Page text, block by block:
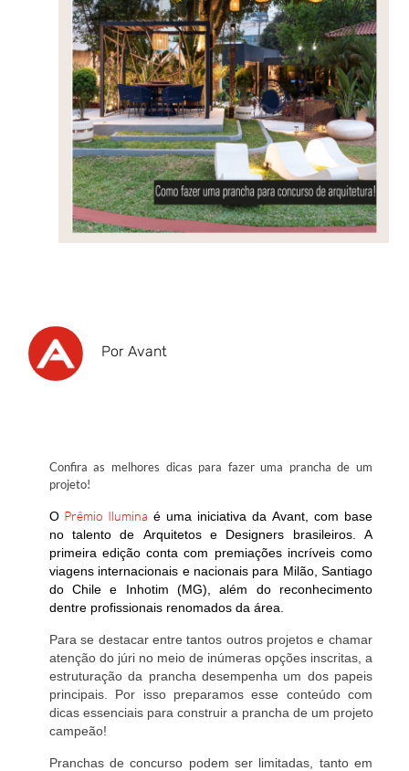
Por Avant
Confira as melhores dicas para fazer uma prancha de um
projeto!
O Prêmio Ilumina é uma iniciativa da Avant, com base
no talento de Arquitetos e Designers brasileiros. A
primeira edição conta com premiações incríveis como
viagens internacionais e nacionais para Milão, Santiago
do Chile e Inhotim (MG), além do reconhecimento
dentre profissionais renomados da área.
Para se destacar entre tantos outros projetos e chamar
atenção do júri no meio de inúmeras opções inscritas, a
estruturação da prancha desempenha um dos papeis
principais. Por isso preparamos esse conteúdo com
dicas essenciais para construir a prancha de um projeto
campeão!
Pranchas de concurso podem ser limitadas, tanto em